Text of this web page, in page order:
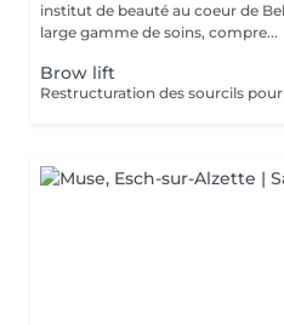
institut de beauté au coeur de Belval. Nous
large gamme de soins, compre...
Brow lift